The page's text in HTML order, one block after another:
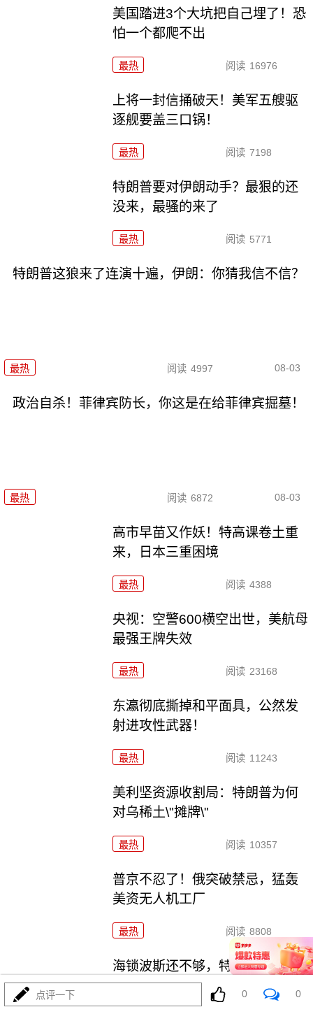
美国踏进3个大坑把自己埋了！恐
怕一个都爬不出
最热 阅读 16976
上将一封信捅破天！美军五艘驱
逐舰要盖三口锅！
最热 阅读 7198
特朗普要对伊朗动手？最狠的还
没来，最骚的来了
最热 阅读 5771
特朗普这狼来了连演十遍，伊朗：你猜我信不信？
最热 阅读 4997 08-03
政治自杀！菲律宾防长，你这是在给菲律宾掘墓！
最热 阅读 6872 08-03
高市早苗又作妖！特高课卷土重
来，日本三重困境
最热 阅读 4388
央视：空警600横空出世，美航母
最强王牌失效
最热 阅读 23168
东瀛彻底撕掉和平面具，公然发
射进攻性武器！
最热 阅读 11243
美利坚资源收割局：特朗普为何
对乌稀土\"摊牌\"
最热 阅读 10357
普京不忍了！俄突破禁忌，猛轰
美资无人机工厂
最热 阅读 8808
海锁波斯还不够，特朗普又生毒
计，陆地也要封
点评一下 0 0